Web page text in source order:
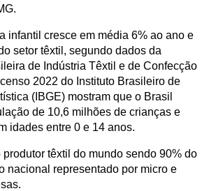
infantil cresce em média 6% ao ano e
setor têxtil, segundo dados da
de Indústria Têxtil e de Confecção
2022 do Instituto Brasileiro de
(IBGE) mostram que o Brasil
de 10,6 milhões de crianças e
idades entre 0 e 14 anos.
têxtil do mundo sendo 90% do
nacional representado por micro e